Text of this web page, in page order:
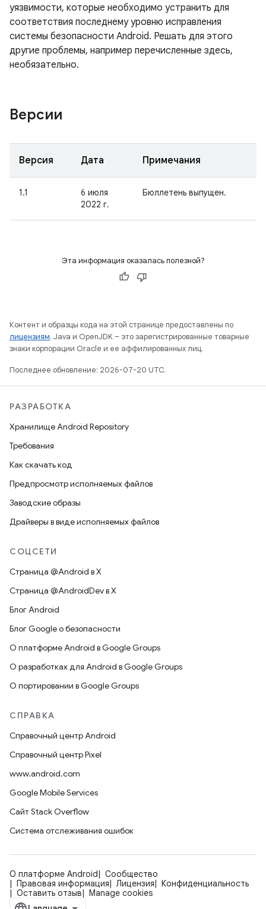
уязвимости, которые необходимо устранить для
соответствия последнему уровню исправления
системы безопасности Android. Решать для этого
другие проблемы, например перечисленные здесь,
необязательно.
Версии
Версия Дата Примечания
1.1
6 июля
2022 г.
Бюллетень выпущен.
Эта информация оказалась полезной?
Контент и образцы кода на этой странице предоставлены по
лицензиям. Java и OpenJDK – это зарегистрированные товарные
знаки корпорации Oracle и ее аффилированных лиц.
Последнее обновление: 2026-07-20 UTC.
РАЗРАБОТКА
Хранилище Android Repository
Требования
Как скачать код
Предпросмотр исполняемых файлов
Заводские образы
Драйверы в виде исполняемых файлов
СОЦСЕТИ
Страница @Android в X
Страница @AndroidDev в X
Блог Android
Блог Google о безопасности
О платформе Android в Google Groups
О разработках для Android в Google Groups
О портировании в Google Groups
СПРАВКА
Справочный центр Android
Справочный центр Pixel
www.android.com
Google Mobile Services
Сайт Stack Overflow
Система отслеживания ошибок
О платформе Android
Сообщество
Правовая информация
Лицензия
Конфиденциальность
Оставить отзыв
Manage cookies